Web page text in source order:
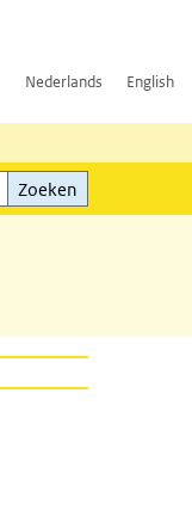
Nederlands English
Zoeken